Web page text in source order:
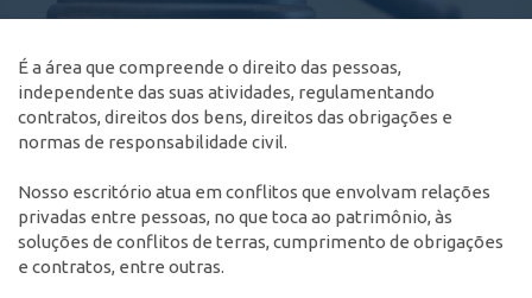
É a área que compreende o direito das pessoas,
independente das suas atividades, regulamentando
contratos, direitos dos bens, direitos das obrigações e
normas de responsabilidade civil.
Nosso escritório atua em conflitos que envolvam relações
privadas entre pessoas, no que toca ao patrimônio, às
soluções de conflitos de terras, cumprimento de obrigações
e contratos, entre outras.